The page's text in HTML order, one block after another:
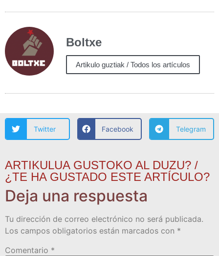
Boltxe
Artikulo guztiak / Todos los artículos
Twitter Facebook Telegram
ARTIKULUA GUSTOKO AL DUZU? /
¿TE HA GUSTADO ESTE ARTÍCULO?
Deja una respuesta
Tu dirección de correo electrónico no será publicada.
Los campos obligatorios están marcados con *
Comentario *